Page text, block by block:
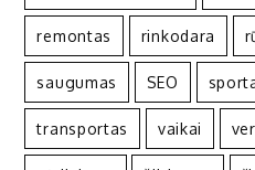
remontas rinkodara
saugumas SEO
transportas vaikai